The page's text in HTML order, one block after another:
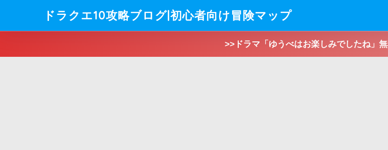
ドラクエ10攻略ブログ|初心者向け冒険マップ
>>ドラマ「ゆうべはお楽しみでしたね」